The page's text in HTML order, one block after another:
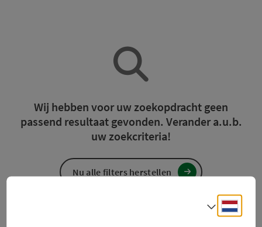
Wij hebben voor uw zoekopdracht geen
passend resultaat gevonden. Verander a.u.b.
uw zoekcriteria!
Nu alle filters herstellen